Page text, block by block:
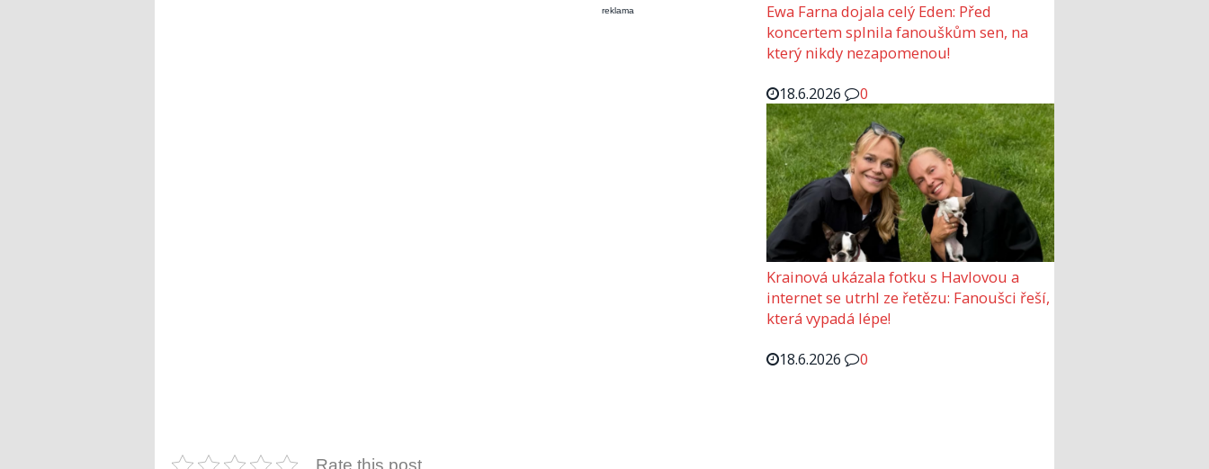
reklama
Rate this post
Ewa Farna dojala celý Eden: Před
koncertem splnila fanouškům sen, na
který nikdy nezapomenou!
18.6.2026
0
Krainová ukázala fotku s Havlovou a
internet se utrhl ze řetězu: Fanoušci řeší,
která vypadá lépe!
18.6.2026
0